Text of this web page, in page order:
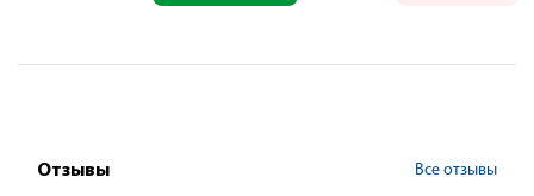
Отзывы Все отзывы